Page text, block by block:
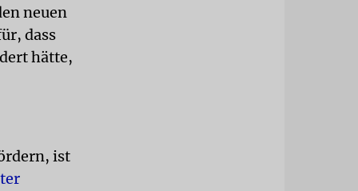
neuen
dass
hätte,
ist